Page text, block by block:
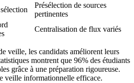
Présélection de sources
pertinentes
Centralisation de flux variés
veille, les candidats améliorent leurs
montrent que 96% des étudiants
grâce à une préparation rigoureuse.
veille informationnelle efficace.